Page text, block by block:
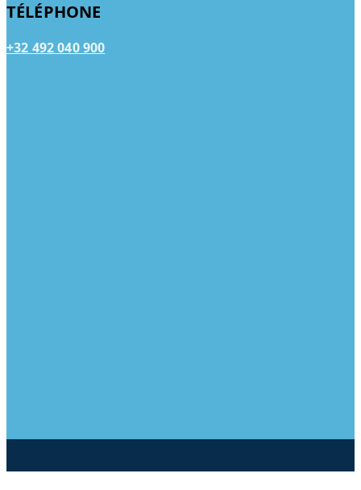
TÉLÉPHONE
+32 492 040 900